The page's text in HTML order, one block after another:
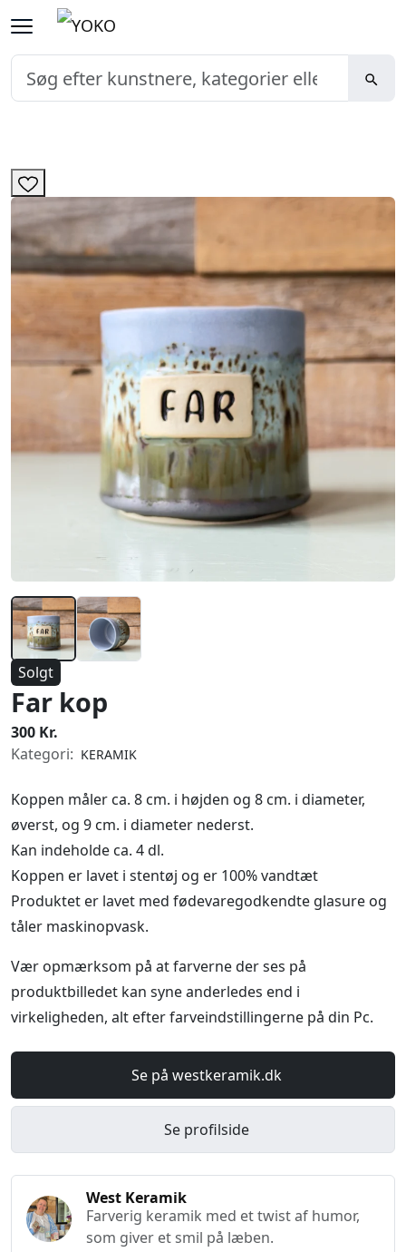
Solgt
Far kop
300 Kr.
Kategori: KERAMIK
Koppen måler ca. 8 cm. i højden og 8 cm. i diameter,
øverst, og 9 cm. i diameter nederst.
Kan indeholde ca. 4 dl.
Koppen er lavet i stentøj og er 100% vandtæt
Produktet er lavet med fødevaregodkendte glasure og
tåler maskinopvask.
Vær opmærksom på at farverne der ses på
produktbilledet kan syne anderledes end i
virkeligheden, alt efter farveindstillingerne på din Pc.
Se på westkeramik.dk
Se profilside
West Keramik
Farverig keramik med et twist af humor,
som giver et smil på læben.